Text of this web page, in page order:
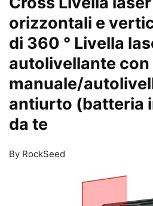
orizzontali e
di 360 ° Livella
autolivellante
manuale/
antiurto (batteria
da te
By RockSeed